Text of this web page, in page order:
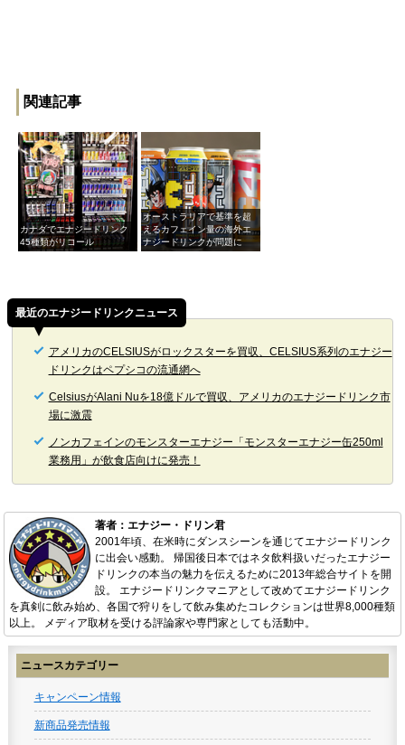
関連記事
カナダでエナジードリンク
45種類がリコール
オーストラリアで基準を超
えるカフェイン量の海外エ
ナジードリンクが問題に
最近のエナジードリンクニュース
アメリカのCELSIUSがロックスターを買収、CELSIUS系列のエナジー
ドリンクはペプシコの流通網へ
CelsiusがAlani Nuを18億ドルで買収、アメリカのエナジードリンク市
場に激震
ノンカフェインのモンスターエナジー「モンスターエナジー缶250ml
業務用」が飲食店向けに発売！
著者：エナジー・ドリン君
2001年頃、在米時にダンスシーンを通じてエナジードリンク
に出会い感動。 帰国後日本ではネタ飲料扱いだったエナジー
ドリンクの本当の魅力を伝えるために2013年総合サイトを開
設。 エナジードリンクマニアとして改めてエナジードリンク
を真剣に飲み始め、各国で狩りをして飲み集めたコレクションは世界8,000種類
以上。 メディア取材を受ける評論家や専門家としても活動中。
ニュースカテゴリー
キャンペーン情報
新商品発売情報